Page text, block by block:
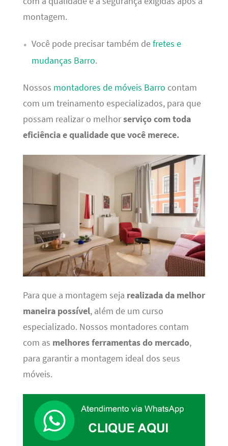
montagem.
Você pode precisar também defretes e
mudanças Barro.
Nossos montadores de móveis Barro contam
com um treinamento especializados, para que
possam realizar o melhorserviço com toda
eficiência e qualidade que você merece.
Para que a montagem seja realizada da melhor
maneira possível, além de um curso
especializado. Nossos montadores contam
com as melhores ferramentas do mercado,
para garantir a montagem ideal dos seus
móveis.